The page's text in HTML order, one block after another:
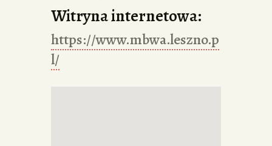
Witryna internetowa:
https://www.mbwa.leszno.p
l/